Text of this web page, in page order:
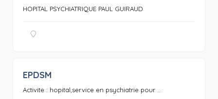
HOPITAL PSYCHIATRIQUE PAUL GUIRAUD
EPDSM
Activite : hopital,service en psychiatrie pour ...